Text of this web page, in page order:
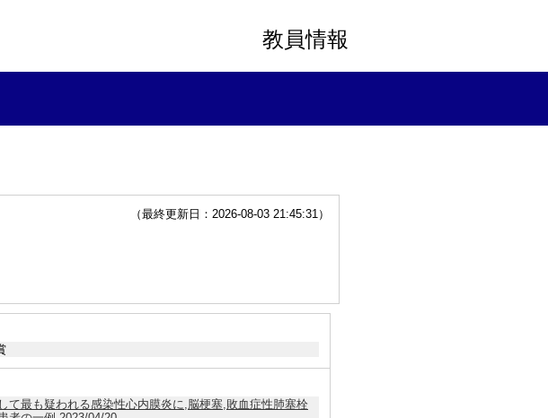
教員情報
（最終更新日：2026-08-03 21:45:31）
て最も疑われる感染性心内膜炎に,脳梗塞,敗血症性肺塞栓